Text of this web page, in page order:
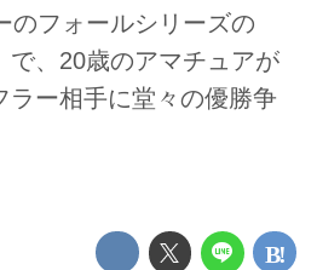
のフォールシリーズの
で、20歳のアマチュアが
ラー相手に堂々の優勝争